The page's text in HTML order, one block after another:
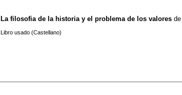
La filosofia de la historia y el problema de los valores de
Libro usado (Castellano)